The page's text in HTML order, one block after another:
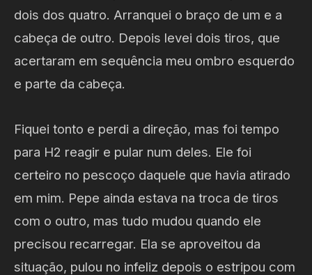
dois dos quatro. Arranquei o braço de um e a
cabeça de outro. Depois levei dois tiros, que
acertaram em sequência meu ombro esquerdo
e parte da cabeça.
Fiquei tonto e perdi a direção, mas foi tempo
para H2 reagir e pular num deles. Ele foi
certeiro no pescoço daquele que havia atirado
em mim. Pepe ainda estava na troca de tiros
com o outro, mas tudo mudou quando ele
precisou recarregar. Ela se aproveitou da
situação, pulou no infeliz depois o estripou com